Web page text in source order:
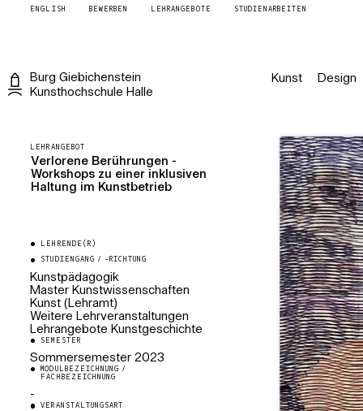
ENGLISH BEWERBEN LEHRANGEBOTE STUDIENARBEITEN
Burg Giebichenstein
Kunsthochschule Halle
Kunst Design
LEHRANGEBOT
Verlorene Berührungen -
Workshops zu einer inklusiven
Haltung im Kunstbetrieb
LEHRENDE(R)
STUDIENGANG / -RICHTUNG
Kunstpädagogik
Master Kunstwissenschaften
Kunst (Lehramt)
Weitere Lehrveranstaltungen
Lehrangebote Kunstgeschichte
SEMESTER
Sommersemester 2023
MODULBEZEICHNUNG /
FACHBEZEICHNUNG
-
VERANSTALTUNGSART